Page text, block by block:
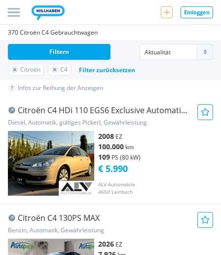
Einloggen
370 Citroën C4 Gebrauchtwagen
Citroën C4 Filter zurücksetzen
Filtern
Infos zur Reihung der Anzeigen
Citroën C4 HDi 110 EGS6 Exclusive Automatik
1.Besitz
Diesel, Automatik, gültiges Pickerl, Gewährleistung
2008 EZ
100.000 km
109 PS (80 kW)
ALV-Automobile
4650 Lambach
€ 5.990
Citroën C4 130PS MAX
Benzin, Automatik, Gewährleistung
2026 EZ